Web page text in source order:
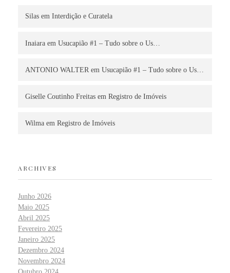
Silas em Interdição e Curatela
Inaiara em Usucapião #1 – Tudo sobre o Us…
ANTONIO WALTER em Usucapião #1 – Tudo sobre o Us…
Giselle Coutinho Freitas em Registro de Imóveis
Wilma em Registro de Imóveis
ARCHIVES
Junho 2026
Maio 2025
Abril 2025
Fevereiro 2025
Janeiro 2025
Dezembro 2024
Novembro 2024